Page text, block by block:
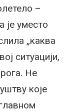
–
је уместо
„каква
ситуацији,
Не
које